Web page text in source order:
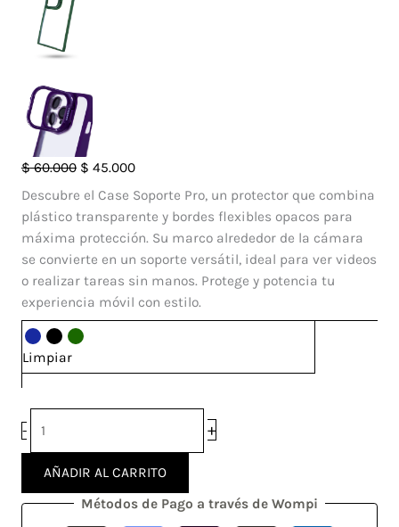
$60.000 El
precio
era:
$ 60.000.
$ 45.000El
precio
actual
es:
$ 45.000.
Descubre el Case Soporte Pro, un protector que combina
plástico transparente y bordes flexibles opacos para
máxima protección. Su marco alrededor de la cámara
se convierte en un soporte versátil, ideal para ver videos
o realizar tareas sin manos. Protege y potencia tu
experiencia móvil con estilo.
Limpiar
-
Case
Soporte
pro
Samsung
Galaxy
Ultra
cantidad
+
AÑADIR AL CARRITO
Métodos de Pago a través de Wompi